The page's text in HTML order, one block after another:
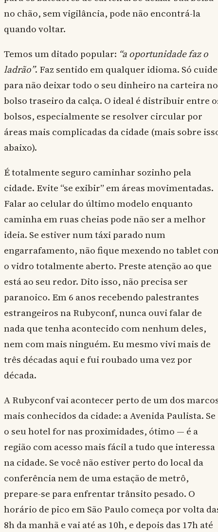
no chão, sem vigilância, pode não encontrá-la
quando voltar.
Temos um ditado popular: “a oportunidade faz o
ladrão”. Faz sentido em qualquer idioma. Só cuide
para não deixar todo o seu dinheiro na carteira no
bolso traseiro da calça. O ideal é distribuir entre
bolsos, especialmente se resolver circular por
áreas mais complicadas da cidade (mais sobre
abaixo).
É totalmente seguro caminhar sozinho pela
cidade. Evite “se exibir” em áreas movimentadas.
Falar ao celular do último modelo enquanto
caminha em ruas cheias pode não ser a melhor
ideia. Se estiver num táxi parado num
engarrafamento, não fique mexendo no tablet
o vidro totalmente aberto. Preste atenção ao que
está ao seu redor. Dito isso, não precisa ser
paranoico. Em 6 anos recebendo palestrantes
estrangeiros na Rubyconf, nunca ouvi falar de
nada que tenha acontecido com nenhum deles,
nem com mais ninguém. Eu mesmo vivi mais de
três décadas aqui e fui roubado uma vez por
década.
A Rubyconf vai acontecer perto de um dos
mais conhecidos da cidade: a Avenida Paulista. Se
o seu hotel for nas proximidades, ótimo — é a
região com acesso mais fácil a tudo que interessa
na cidade. Se você não estiver perto do local da
conferência nem de uma estação de metrô,
prepare-se para enfrentar trânsito pesado. O
horário de pico em São Paulo começa por volta
8h da manhã e vai até as 10h, e depois das 17h até